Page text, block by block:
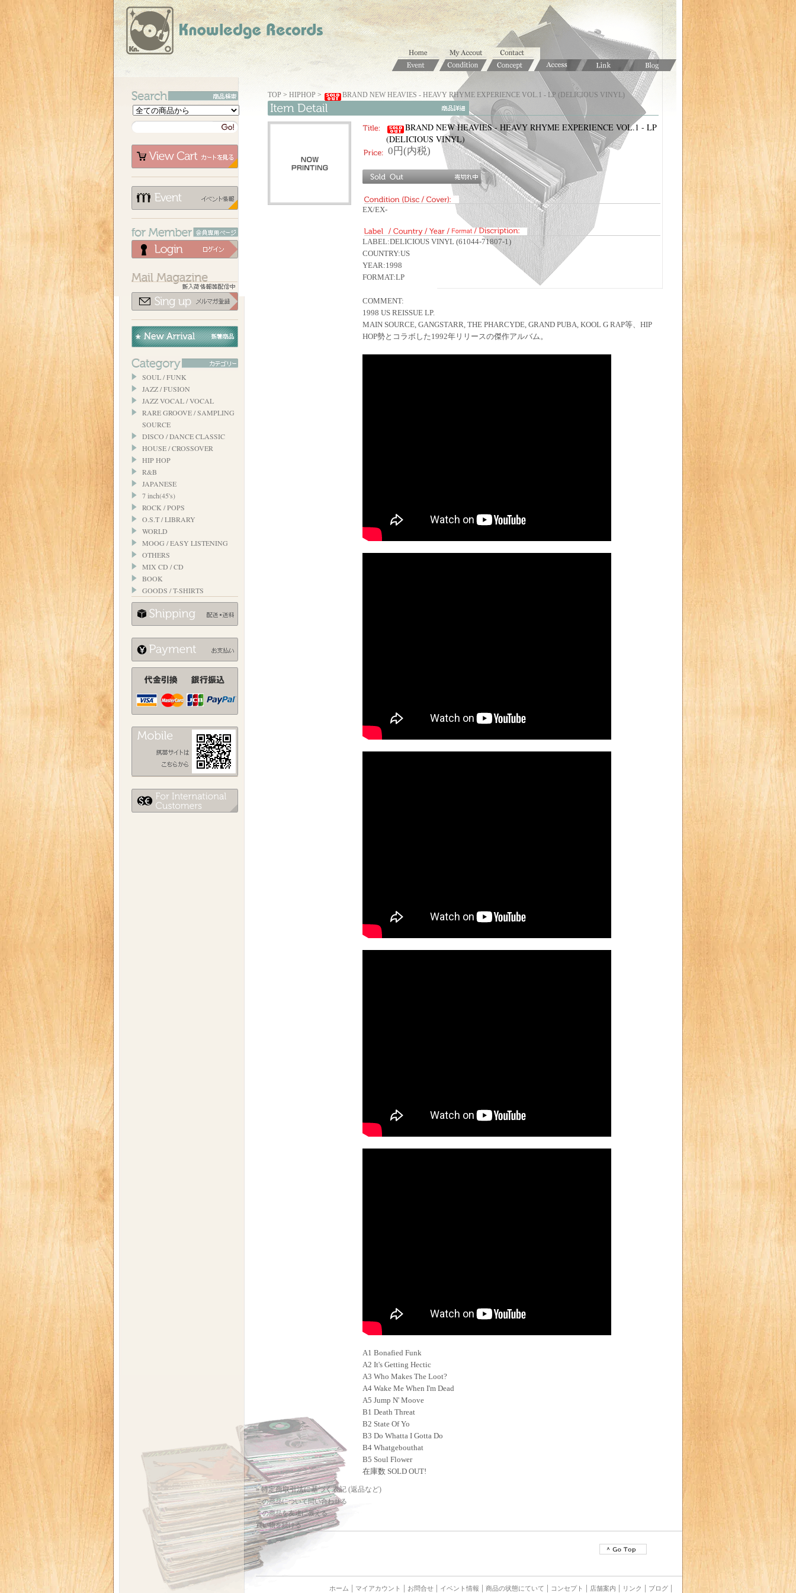
SOUL / FUNK
JAZZ / FUSION
JAZZ VOCAL / VOCAL
RARE GROOVE / SAMPLING
SOURCE
DISCO / DANCE CLASSIC
HOUSE / CROSSOVER
HIP HOP
R&B
JAPANESE
7 inch(45's)
ROCK / POPS
O.S.T / LIBRARY
WORLD
MOOG / EASY LISTENING
OTHERS
MIX CD / CD
BOOK
GOODS / T-SHIRTS
TOP > HIPHOP > BRAND NEW HEAVIES - HEAVY RHYME EXPERIENCE VOL.1 - LP (DELICIOUS VINYL)
BRAND NEW HEAVIES - HEAVY RHYME EXPERIENCE VOL.1 - LP
(DELICIOUS VINYL)
0円(内税)
EX/EX-
LABEL:DELICIOUS VINYL (61044-71807-1)
COUNTRY:US
YEAR:1998
FORMAT:LP
COMMENT:
1998 US REISSUE LP.
MAIN SOURCE, GANGSTARR, THE PHARCYDE, GRAND PUBA, KOOL G RAP等、HIP
HOP勢とコラボした1992年リリースの傑作アルバム。
A1 Bonafied Funk
A2 It's Getting Hectic
A3 Who Makes The Loot?
A4 Wake Me When I'm Dead
A5 Jump N' Moove
B1 Death Threat
B2 State Of Yo
B3 Do Whatta I Gotta Do
B4 Whatgebouthat
B5 Soul Flower
在庫数 SOLD OUT!
» 特定商取引法に基づく表記 (返品など)
この商品について問い合わせる
この商品を友達に教える
買い物を続ける
ホーム マイアカウント お問合せ イベント情報 商品の状態にていて コンセプト 店舗案内 リンク ブログ